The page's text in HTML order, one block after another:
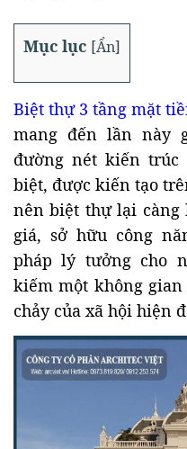
Mục lục [Ẩn]
Biệt thự 3 tầng mặt
mang đến lần này
đường nét kiến trúc
biệt, được kiến tạo
nên biệt thự lại càng
giá, sở hữu công
pháp lý tưởng cho
kiếm một không
chảy của xã hội hiện